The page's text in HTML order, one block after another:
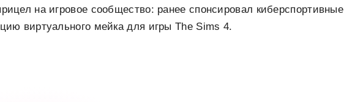
на игровое сообщество: ранее спонсировал киберспортивные
виртуального мейка для игры The Sims 4.